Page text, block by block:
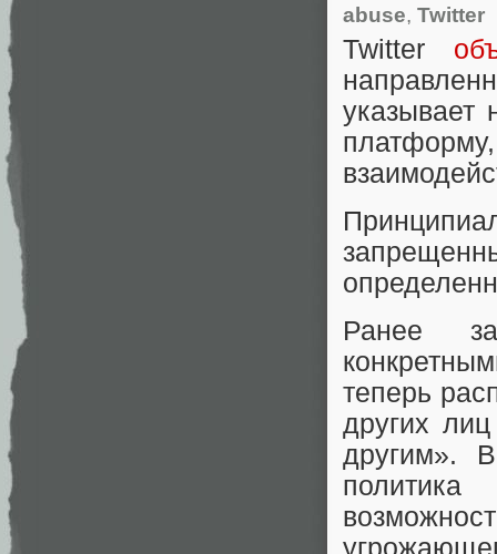
abuse, Twitter
Twitter
указывает
Ранее
теперь
других
другим».